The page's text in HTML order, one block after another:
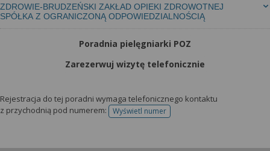
ZDROWIE-BRUDZEŃSKI ZAKŁAD OPIEKI ZDROWOTNEJ
SPÓŁKA Z OGRANICZONĄ ODPOWIEDZIALNOŚCIĄ
Poradnia pielęgniarki POZ
Zarezerwuj wizytę telefonicznie
Rejestracja do tej poradni wymaga telefonicznego kontaktu
z przychodnią pod numerem:
Wyświetl numertelefonu do rejestracji